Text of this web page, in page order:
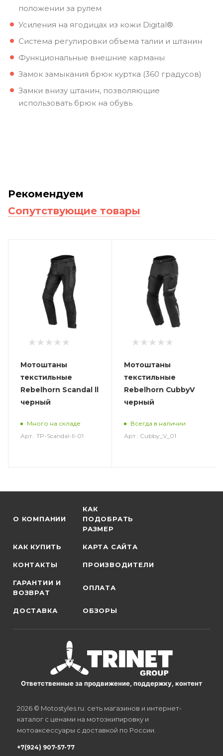
положении за рулем
Усиления на ягодицах из кожи Digital®
Система регулировки объема талии и штанин
Функциональные внешние карманы
Замок замыкания брюк куртка (360 градусов)
Замки внизу штанин, позволяющие
использовать брюк на обувь
Рекомендуем
Сопутствующие товары
Мотоштаны
текстильные
Rebelhorn Scandal ll
черный
Много на складе
Арт.: TP-Scandal-ll-01
Мотоштаны
текстильные
Rebelhorn CubbyV
черный
Всегда в наличии
Арт.: Cubby_V_01
О КОМПАНИИ
КАК
ПОДОБРАТЬ
РАЗМЕР
КАК КУПИТЬ КАРТА САЙТА
КОНТАКТЫ ПРОИЗВОДИТЕЛИ
ГАРАНТИИ И
ВОЗВРАТ
ОПЛАТА
ДОСТАВКА ОБЗОРЫ
Ответственные за продвижение, поддержку, контент
2026 © Motostyles.ru: сеть магазинов и интернет-
каталог с ценами на мотоэкипировку и
мотоаксессуары с доставкой по России.
+7(924) 907-57-77